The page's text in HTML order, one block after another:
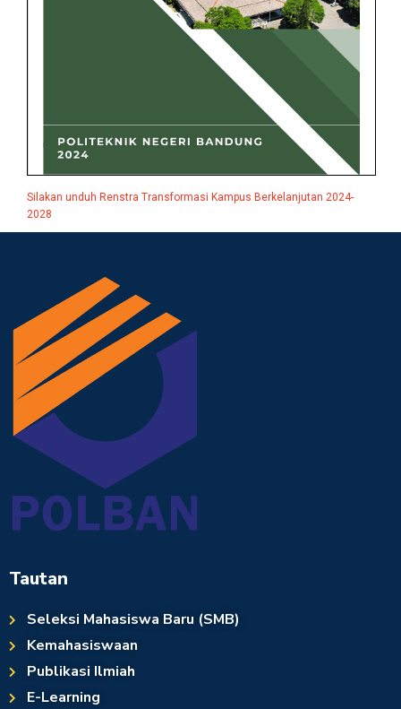
Silakan unduh Renstra Transformasi Kampus Berkelanjutan 2024-
2028
Tautan
Seleksi Mahasiswa Baru (SMB)
Kemahasiswaan
Publikasi Ilmiah
E-Learning